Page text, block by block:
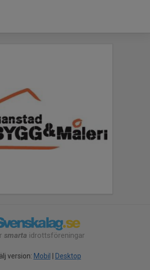
smarta idrottsföreningar
version: Mobil | Desktop